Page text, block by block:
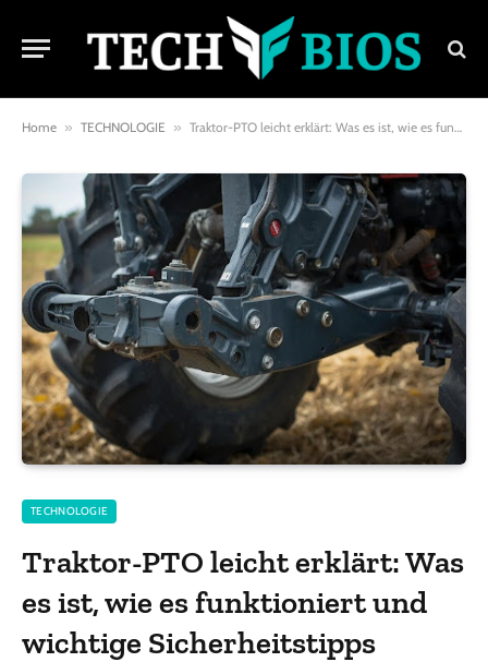
Home » TECHNOLOGIE » Traktor-PTO leicht erklärt: Was es ist, wie es funktioniert und wichtige Sicherheitstipps
TECHNOLOGIE
Traktor-PTO leicht erklärt: Was
es ist, wie es funktioniert und
wichtige Sicherheitstipps